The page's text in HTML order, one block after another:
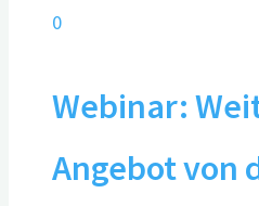
0
Webinar:
Angebot von